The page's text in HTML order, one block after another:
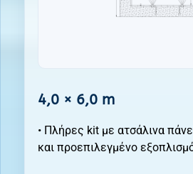
4,0 × 6,0 m
• Πλήρες kit με ατσάλινα
και προεπιλεγμένο